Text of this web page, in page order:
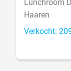
Lunchroom
Haaren
Verkocht: